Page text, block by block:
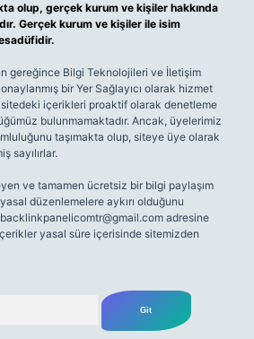
olup, gerçek kurum ve kişiler hakkında
Gerçek kurum ve kişiler ile isim
gereğince Bilgi Teknolojileri ve İletişim
bir Yer Sağlayıcı olarak hizmet
içerikleri proaktif olarak denetleme
bulunmamaktadır. Ancak, üyelerimiz
taşımakta olup, siteye üye olarak
sayılırlar.
ve tamamen ücretsiz bir bilgi paylaşım
düzenlemelere aykırı olduğunu
backlinkpanelicomtr@gmail.com adresine
yasal süre içerisinde sitemizden